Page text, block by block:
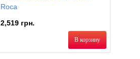
Roca
2,519 грн.
В корзину